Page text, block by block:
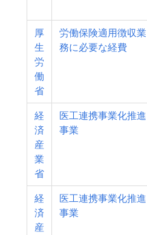
厚
生
労
働
省
労働保険適用徴収業
務に必要な経費
経
済
産
業
省
医工連携事業化推進
事業
経
済
産
医工連携事業化推進
事業